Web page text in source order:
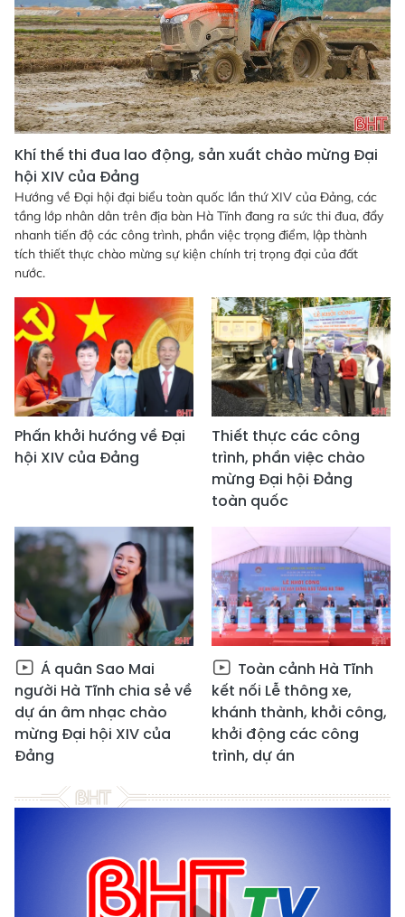
Khí thế thi đua lao động, sản xuất chào mừng Đại
hội XIV của Đảng
Hướng về Đại hội đại biểu toàn quốc lần thứ XIV của Đảng, các
tầng lớp nhân dân trên địa bàn Hà Tĩnh đang ra sức thi đua, đẩy
nhanh tiến độ các công trình, phần việc trọng điểm, lập thành
tích thiết thực chào mừng sự kiện chính trị trọng đại của đất
nước.
Phấn khởi hướng về Đại
hội XIV của Đảng
Thiết thực các công
trình, phần việc chào
mừng Đại hội Đảng
toàn quốc
Á quân Sao Mai
người Hà Tĩnh chia sẻ về
dự án âm nhạc chào
mừng Đại hội XIV của
Đảng
Toàn cảnh Hà Tĩnh
kết nối Lễ thông xe,
khánh thành, khởi công,
khởi động các công
trình, dự án